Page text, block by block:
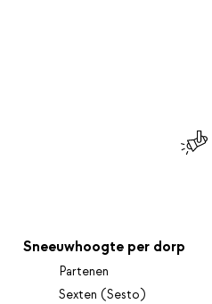
Sneeuwhoogte per dorp
Partenen
Sexten (Sesto)